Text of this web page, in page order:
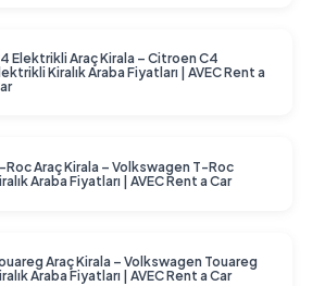
Elektrikli Araç Kirala – Citroen C4
Kiralık Araba Fiyatları | AVEC Rent a
Roc Araç Kirala – Volkswagen T-Roc
Araba Fiyatları | AVEC Rent a Car
Araç Kirala – Volkswagen Touareg
Araba Fiyatları | AVEC Rent a Car